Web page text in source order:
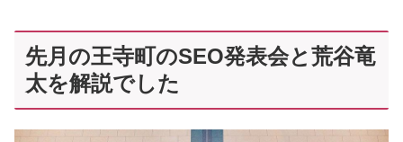
先月の王寺町のSEO発表会と荒谷竜
太を解説でした